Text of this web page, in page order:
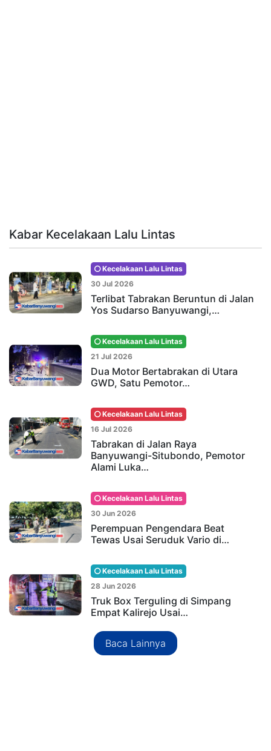
Kabar Kecelakaan Lalu Lintas
Kecelakaan Lalu Lintas
30 Jul 2026
Terlibat Tabrakan Beruntun di Jalan
Yos Sudarso Banyuwangi,…
Kecelakaan Lalu Lintas
21 Jul 2026
Dua Motor Bertabrakan di Utara
GWD, Satu Pemotor…
Kecelakaan Lalu Lintas
16 Jul 2026
Tabrakan di Jalan Raya
Banyuwangi-Situbondo, Pemotor
Alami Luka…
Kecelakaan Lalu Lintas
30 Jun 2026
Perempuan Pengendara Beat
Tewas Usai Seruduk Vario di…
Kecelakaan Lalu Lintas
28 Jun 2026
Truk Box Terguling di Simpang
Empat Kalirejo Usai…
Baca Lainnya